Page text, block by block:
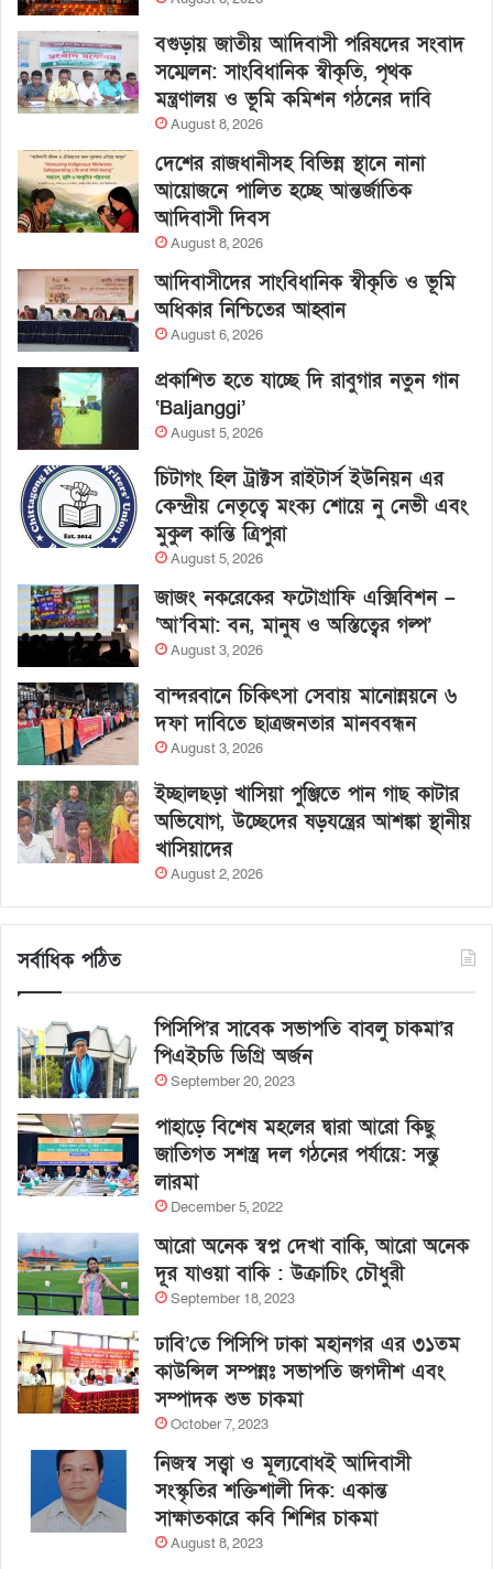
বগুড়ায় জাতীয় আদিবাসী পরিষদের সংবাদ
সম্মেলন: সাংবিধানিক স্বীকৃতি, পৃথক
মন্ত্রণালয় ও ভূমি কমিশন গঠনের দাবি
August 8, 2026
দেশের রাজধানীসহ বিভিন্ন স্থানে নানা
আয়োজনে পালিত হচ্ছে আন্তর্জাতিক
আদিবাসী দিবস
August 8, 2026
আদিবাসীদের সাংবিধানিক স্বীকৃতি ও ভূমি
অধিকার নিশ্চিতের আহ্বান
August 6, 2026
প্রকাশিত হতে যাচ্ছে দি রাবুগার নতুন গান
‘Baljanggi’
August 5, 2026
চিটাগং হিল ট্রাক্টস রাইটার্স ইউনিয়ন এর
কেন্দ্রীয় নেতৃত্বে মংক্য শোয়ে নু নেভী এবং
মুকুল কান্তি ত্রিপুরা
August 5, 2026
জাজং নকরেকের ফটোগ্রাফি এক্সিবিশন –
‘আ’বিমা: বন, মানুষ ও অস্তিত্বের গল্প’
August 3, 2026
বান্দরবানে চিকিৎসা সেবায় মানোন্নয়নে ৬
দফা দাবিতে ছাত্রজনতার মানববন্ধন
August 3, 2026
ইচ্ছালছড়া খাসিয়া পুঞ্জিতে পান গাছ কাটার
অভিযোগ, উচ্ছেদের ষড়যন্ত্রের আশঙ্কা স্থানীয়
খাসিয়াদের
August 2, 2026
সর্বাধিক পঠিত
পিসিপি’র সাবেক সভাপতি বাবলু চাকমা’র
পিএইচডি ডিগ্রি অর্জন
September 20, 2023
পাহাড়ে বিশেষ মহলের দ্বারা আরো কিছু
জাতিগত সশস্ত্র দল গঠনের পর্যায়ে: সন্তু
লারমা
December 5, 2022
আরো অনেক স্বপ্ন দেখা বাকি, আরো অনেক
দূর যাওয়া বাকি : উক্রাচিং চৌধুরী
September 18, 2023
ঢাবি’তে পিসিপি ঢাকা মহানগর এর ৩১তম
কাউন্সিল সম্পন্নঃ সভাপতি জগদীশ এবং
সম্পাদক শুভ চাকমা
October 7, 2023
নিজস্ব সত্ত্বা ও মূল্যবোধই আদিবাসী
সংস্কৃতির শক্তিশালী দিক: একান্ত
সাক্ষাতকারে কবি শিশির চাকমা
August 8, 2023